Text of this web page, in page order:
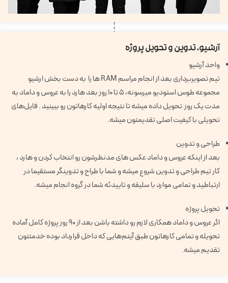
آرشیو، تدوین و تحویل پروژه
واحد آرشیو
تیم تصویربرداری بعد از انجام مراسم RAM ها را به دست بخش ارشیو
مجموعه طوس استودیو میرسونه، ۵ تا ۱۰ روز بعد هارد را به عروس و داماد به
مدت یک روز تحویل داده میشه تا نتیجه اولیه کارهاتون رو ببینید . فایل‌های
تحویلی با کیفیت اصلی تقدیمتون میشه.
طراحی و تدوین
بعد از اینکه عروس و داماد عکس های مدنظرشون رو انتخاب کردن و هارد ،
کار تیم طراحی و تدوین شروع میشه و شما با طراح و تدوینگر مستقیما در
ارتباطید و تمامی موارد با سلیقه و تاییدئه شما در گروه انجام میشه.
تحویل پروژه
اگر عروس و داماد همکاری لازم رو داشته باشن بعد از 90 روز پروژه کامل آماده
تحویله و تمامی کارهاتون طبق آیتم‌هایی که داخل قرارداد بوده خدمتتون
تقدیم میشه.